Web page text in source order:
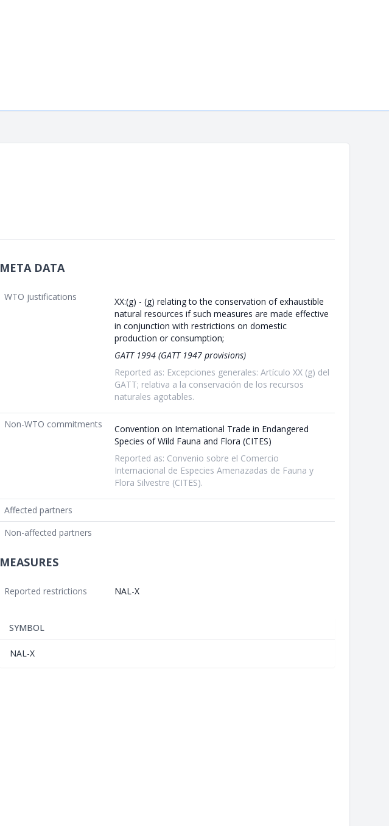
META DATA
WTO justifications
XX:(g) - (g) relating to the conservation of exhaustible
natural resources if such measures are made effective
in conjunction with restrictions on domestic
production or consumption;
GATT 1994 (GATT 1947 provisions)
Reported as: Excepciones generales: Artículo XX (g) del
GATT; relativa a la conservación de los recursos
naturales agotables.
Non-WTO commitments
Convention on International Trade in Endangered
Species of Wild Fauna and Flora (CITES)
Reported as: Convenio sobre el Comercio
Internacional de Especies Amenazadas de Fauna y
Flora Silvestre (CITES).
Affected partners
Non-affected partners
MEASURES
Reported restrictions NAL-X
SYMBOL
NAL-X